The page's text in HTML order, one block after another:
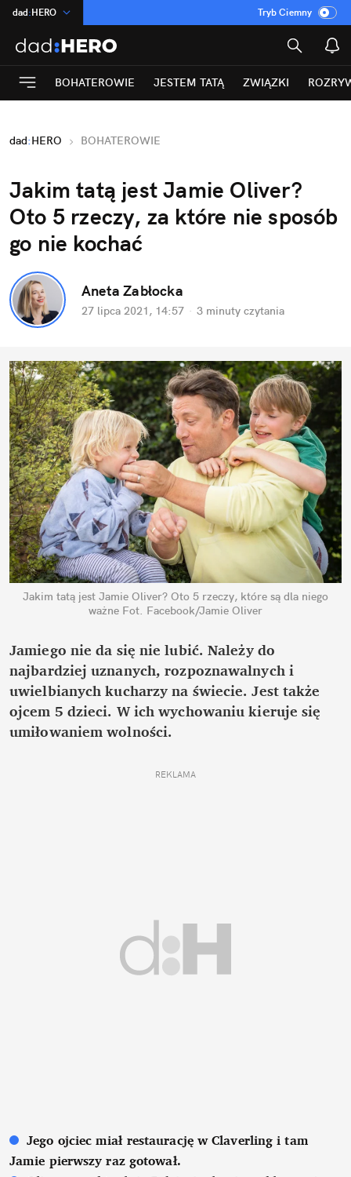
dad:HERO
:Temat
INN:Poland
ASZ:dziennik
Rozrywka
Tryb Ciemny
BOHATEROWIE JESTEM TATĄ ZWIĄZKI
dad:HERO BOHATEROWIE
Jakim tatą jest Jamie Oliver?
Oto 5 rzeczy, za które nie sposób
go nie kochać
Aneta Zabłocka
27 lipca 2021, 14:57 · 3 minuty czytania
Jakim tatą jest Jamie Oliver? Oto 5 rzeczy, które są dla niego
ważne Fot. Facebook/Jamie Oliver
Jamiego nie da się nie lubić. Należy do
najbardziej uznanych, rozpoznawalnych i
uwielbianych kucharzy na świecie. Jest także
ojcem 5 dzieci. W ich wychowaniu kieruje się
umiłowaniem wolności.
REKLAMA
Jego ojciec miał restaurację w Claverling i tam
Jamie pierwszy raz gotował.